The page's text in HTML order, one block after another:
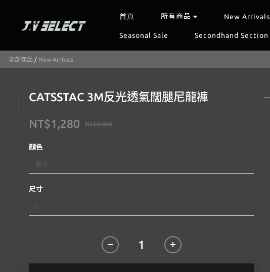
首頁 所有商品 New Arrivals
Seasonal Sale Secondhand Section
全部商品 / New Arrivals
CATSSTAC 3M反光透氣闊腿尼龍褲
NT$2,080
NT$1,280
顏色
尺寸